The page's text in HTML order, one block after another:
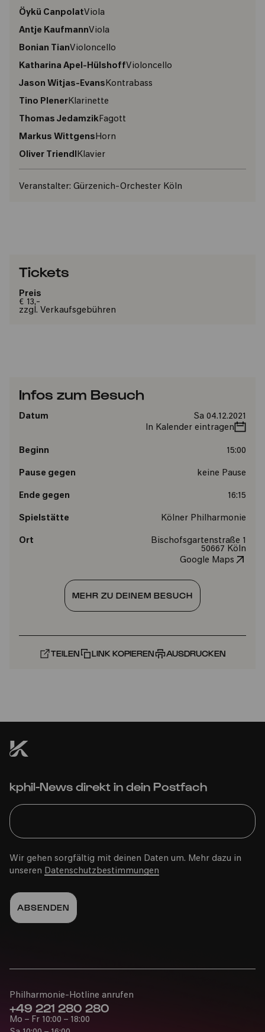
Öykü CanpolatViola
Antje KaufmannViola
Bonian TianVioloncello
Katharina Apel-HülshoffVioloncello
Jason Witjas-EvansKontrabass
Tino PlenerKlarinette
Thomas JedamzikFagott
Markus WittgensHorn
Oliver TriendlKlavier
Veranstalter: Gürzenich-Orchester Köln
Tickets
Preis
€ 13,-
zzgl. Verkaufsgebühren
Infos zum Besuch
Datum
Sa 04.12.2021
In Kalender eintragen
Beginn 15:00
Pause gegen keine Pause
Ende gegen 16:15
Spielstätte Kölner Philharmonie
Ort
Bischofsgartenstraße 1
50667 Köln
Google Maps
MEHR ZU DEINEM BESUCH
TEILEN LINK KOPIEREN AUSDRUCKEN
kphil-News direkt in dein Postfach
Wir gehen sorgfältig mit deinen Daten um. Mehr dazu in
unseren Datenschutzbestimmungen
Philharmonie-Hotline anrufen
+49 221 280 280
Mo – Fr 10:00 – 18:00